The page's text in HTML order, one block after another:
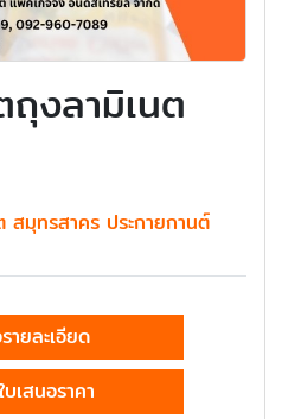
งลามิเนต
สมุทรสาคร ประกายกานต์
ายละเอียด
บเสนอราคา